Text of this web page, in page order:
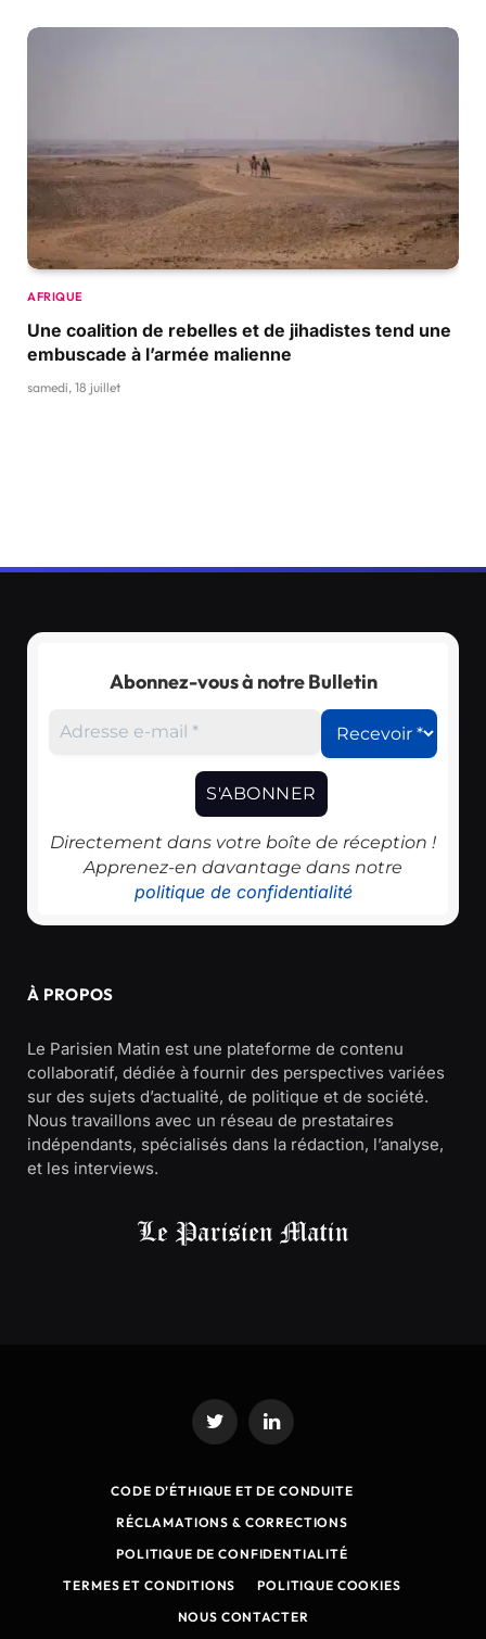
AFRIQUE
Une coalition de rebelles et de jihadistes tend une
embuscade à l’armée malienne
samedi, 18 juillet
Abonnez-vous à notre Bulletin
Directement dans votre boîte de réception !
Apprenez-en davantage dans notre
politique de confidentialité
À PROPOS
Le Parisien Matin est une plateforme de contenu
collaboratif, dédiée à fournir des perspectives variées
sur des sujets d’actualité, de politique et de société.
Nous travaillons avec un réseau de prestataires
indépendants, spécialisés dans la rédaction, l’analyse,
et les interviews.
Twitter LinkedIn
CODE D’ÉTHIQUE ET DE CONDUITE
RÉCLAMATIONS & CORRECTIONS
POLITIQUE DE CONFIDENTIALITÉ
TERMES ET CONDITIONS
POLITIQUE COOKIES
NOUS CONTACTER